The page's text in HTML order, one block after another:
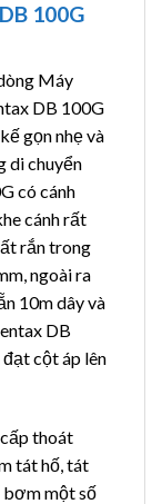
100G
Máy
DB 100G
gọn nhẹ và
di chuyển
có cánh
cánh rất
rắn trong
ngoài ra
10m dây và
DB
cột áp lên
thoát
tát hố, tát
một số